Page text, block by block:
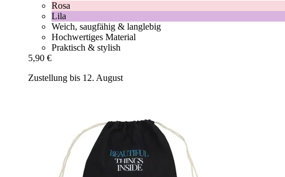
Rosa
Lila
Weich, saugfähig & langlebig
Hochwertiges Material
Praktisch & stylish
5,90 €
Zustellung bis 12. August